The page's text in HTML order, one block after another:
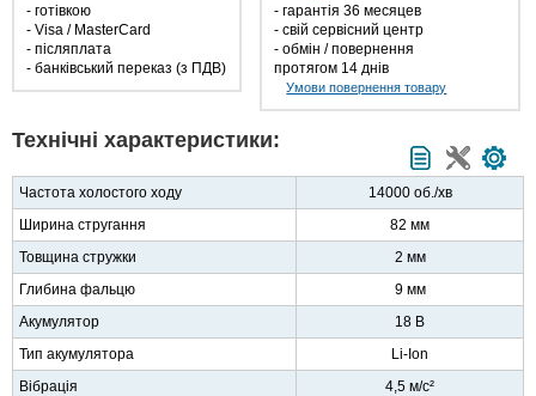
- готівкою
- Visa / MasterCard
- післяплата
- банківський переказ (з ПДВ)
- гарантія 36 месяцев
- свій сервісний центр
- обмін / повернення
протягом 14 днів
Умови повернення товару
Технічні характеристики:
Частота холостого ходу
14000 об./хв
Ширина стругання
82 мм
Товщина стружки
2 мм
Глибина фальцю
9 мм
Акумулятор
18 В
Тип акумулятора
Li-Ion
Вібрація
4,5 м/с²